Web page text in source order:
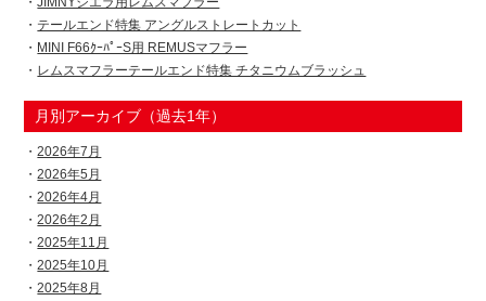
テールエンド特集 アングルストレートカット
MINI F66ｸｰﾊﾟｰS用 REMUSマフラー
レムスマフラーテールエンド特集 チタニウムブラッシュ
月別アーカイブ（過去1年）
2026年7月
2026年5月
2026年4月
2026年2月
2025年11月
2025年10月
2025年8月